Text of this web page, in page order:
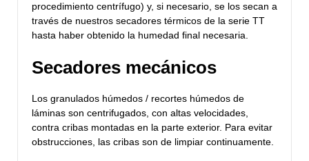
procedimiento centrífugo) y, si necesario, se los secan a
través de nuestros secadores térmicos de la serie TT
hasta haber obtenido la humedad final necesaria.
Secadores mecánicos
Los granulados húmedos / recortes húmedos de
láminas son centrifugados, con altas velocidades,
contra cribas montadas en la parte exterior. Para evitar
obstrucciones, las cribas son de limpiar continuamente.